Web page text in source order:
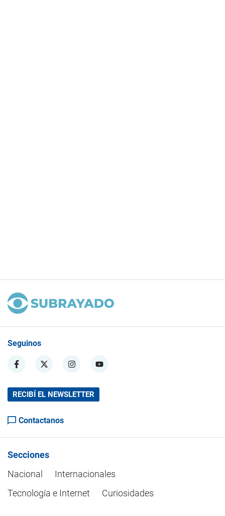
Seguinos
RECIBÍ EL NEWSLETTER
Contactanos
Secciones
Nacional
Internacionales
Tecnología e Internet
Curiosidades